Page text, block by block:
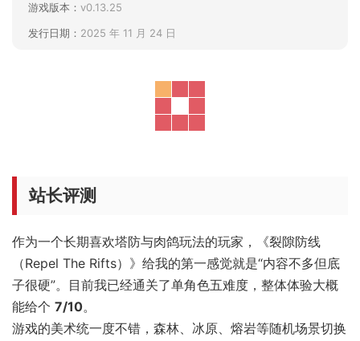
游戏版本： v0.13.25
发行日期： 2025 年 11 月 24 日
站长评测
作为一个长期喜欢塔防与肉鸽玩法的玩家，《裂隙防线
（Repel The Rifts）》给我的第一感觉就是“内容不多但底
子很硬”。目前我已经通关了单角色五难度，整体体验大概
能给个 7/10。
游戏的美术统一度不错，森林、冰原、熔岩等随机场景切换